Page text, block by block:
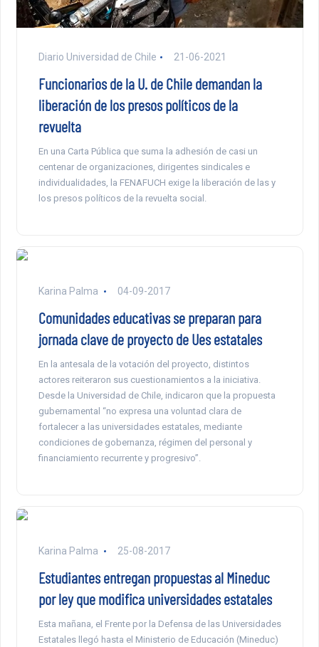
Diario Universidad de Chile 21-06-2021
Funcionarios de la U. de Chile demandan la
liberación de los presos políticos de la
revuelta
En una Carta Pública que suma la adhesión de casi un
centenar de organizaciones, dirigentes sindicales e
individualidades, la FENAFUCH exige la liberación de las y
los presos políticos de la revuelta social.
Karina Palma 04-09-2017
Comunidades educativas se preparan para
jornada clave de proyecto de Ues estatales
En la antesala de la votación del proyecto, distintos
actores reiteraron sus cuestionamientos a la iniciativa.
Desde la Universidad de Chile, indicaron que la propuesta
gubernamental “no expresa una voluntad clara de
fortalecer a las universidades estatales, mediante
condiciones de gobernanza, régimen del personal y
financiamiento recurrente y progresivo”.
Karina Palma 25-08-2017
Estudiantes entregan propuestas al Mineduc
por ley que modifica universidades estatales
Esta mañana, el Frente por la Defensa de las Universidades
Estatales llegó hasta el Ministerio de Educación (Mineduc)